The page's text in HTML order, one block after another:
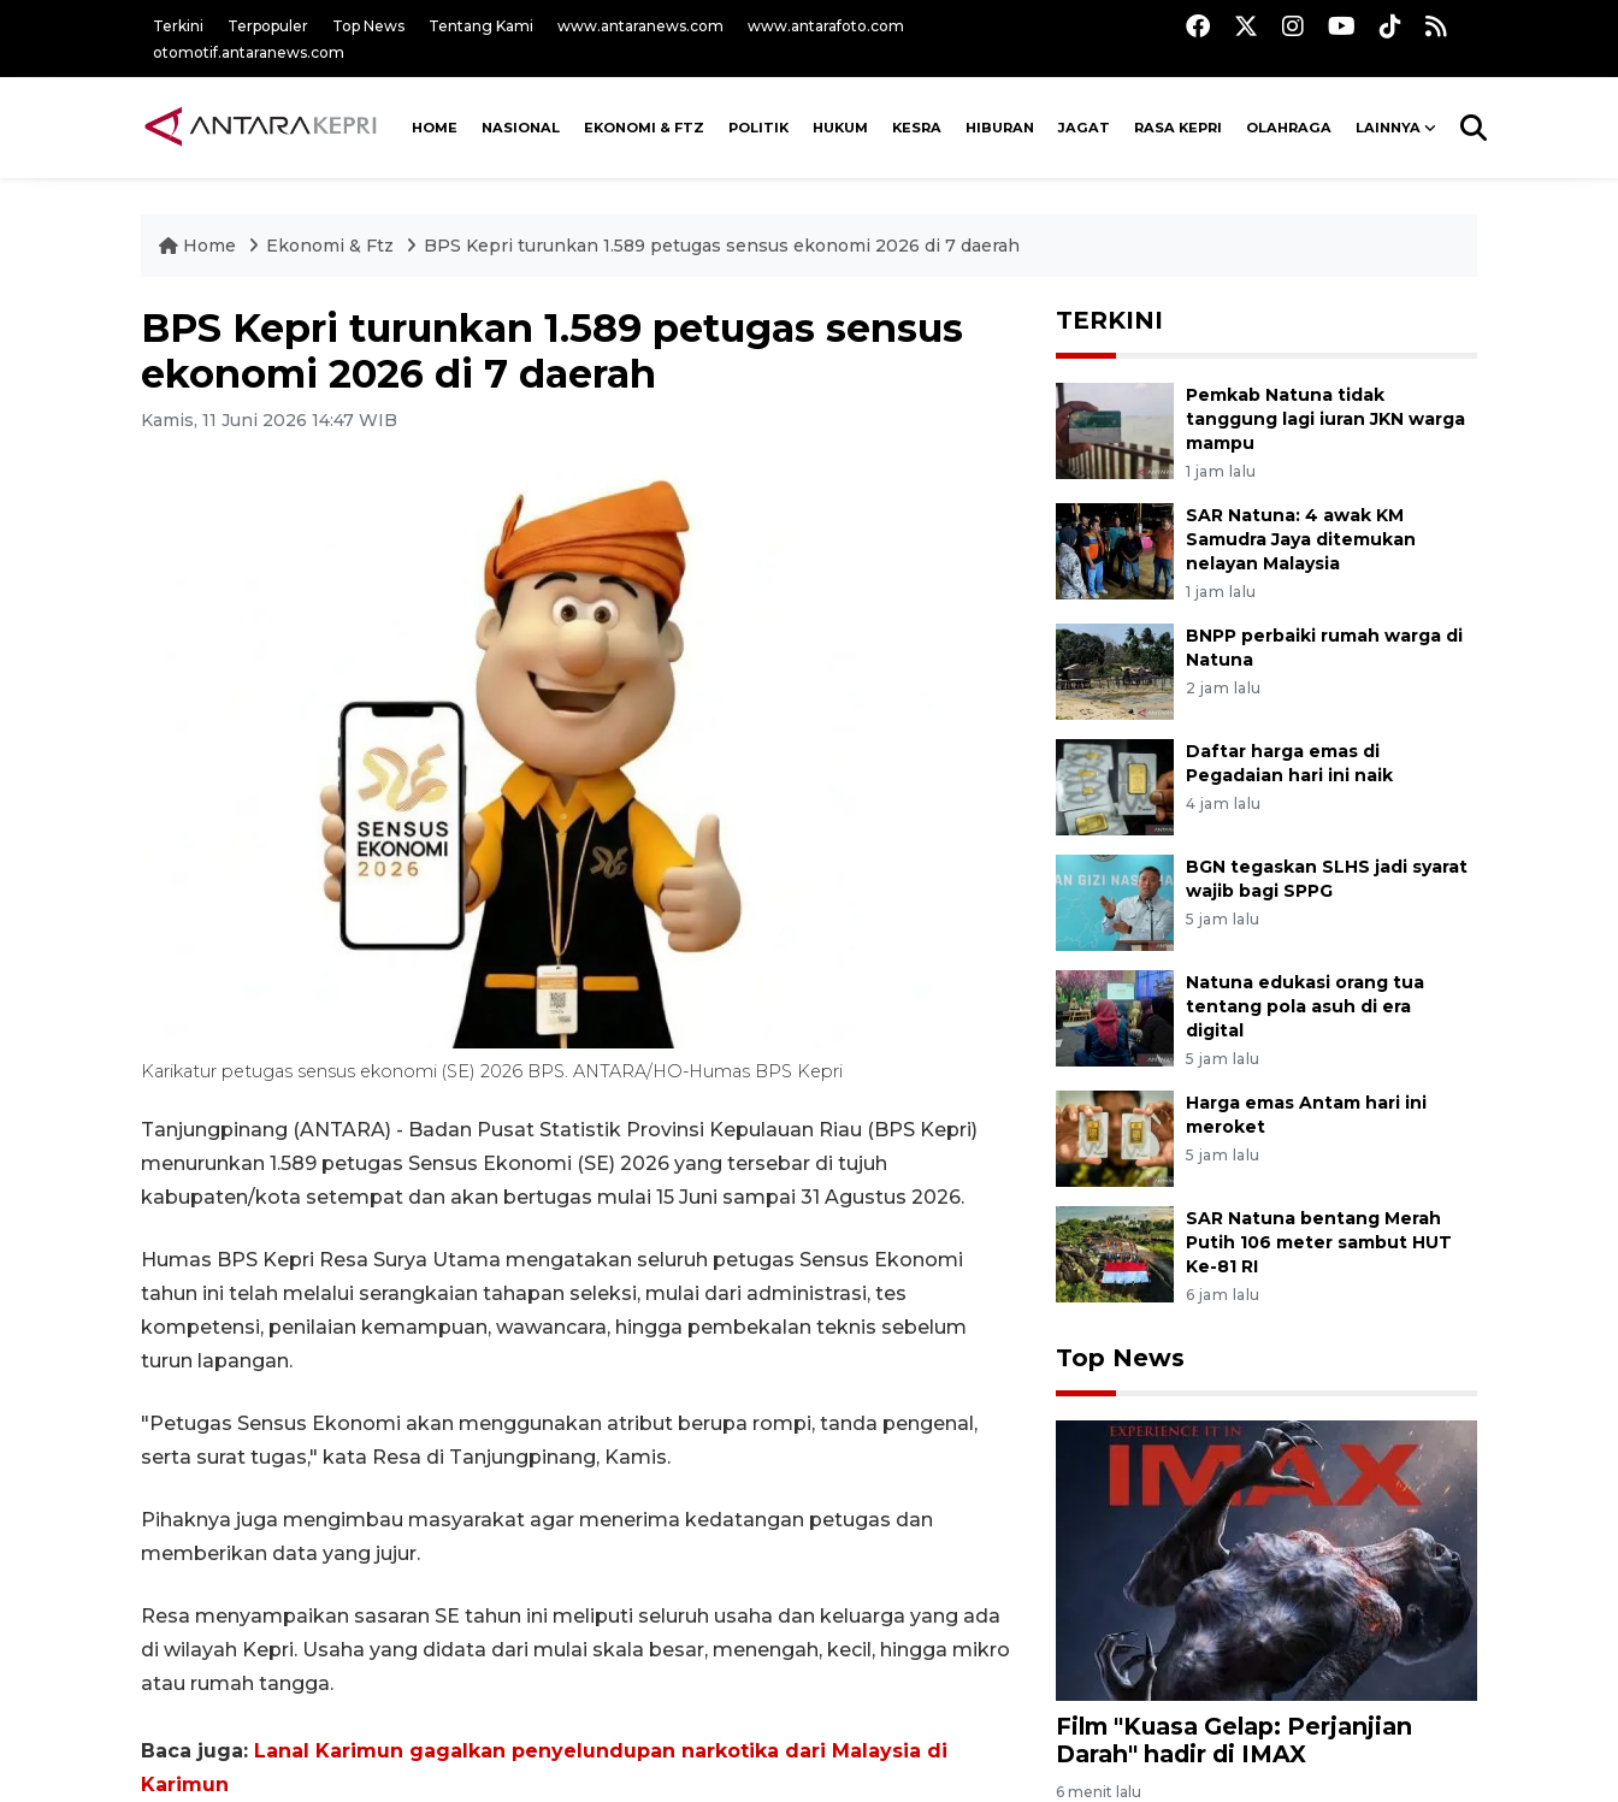
Terkini Terpopuler Top News Tentang Kami www.antaranews.com
www.antarafoto.com
otomotif.antaranews.com
HOME NASIONAL EKONOMI & FTZ POLITIK HUKUM KESRA HIBURAN JAGAT RASA KEPRI OLAHRAGA LAINNYA
Home Ekonomi & Ftz BPS Kepri turunkan 1.589 petugas sensus ekonomi 2026 di 7 daerah
BPS Kepri turunkan 1.589 petugas sensus
ekonomi 2026 di 7 daerah
Kamis, 11 Juni 2026 14:47 WIB
Karikatur petugas sensus ekonomi (SE) 2026 BPS. ANTARA/HO-Humas BPS Kepri
Tanjungpinang (ANTARA) - Badan Pusat Statistik Provinsi Kepulauan Riau (BPS Kepri)
menurunkan 1.589 petugas Sensus Ekonomi (SE) 2026 yang tersebar di tujuh
kabupaten/kota setempat dan akan bertugas mulai 15 Juni sampai 31 Agustus 2026.
Humas BPS Kepri Resa Surya Utama mengatakan seluruh petugas Sensus Ekonomi
tahun ini telah melalui serangkaian tahapan seleksi, mulai dari administrasi, tes
kompetensi, penilaian kemampuan, wawancara, hingga pembekalan teknis sebelum
turun lapangan.
"Petugas Sensus Ekonomi akan menggunakan atribut berupa rompi, tanda pengenal,
serta surat tugas," kata Resa di Tanjungpinang, Kamis.
Pihaknya juga mengimbau masyarakat agar menerima kedatangan petugas dan
memberikan data yang jujur.
Resa menyampaikan sasaran SE tahun ini meliputi seluruh usaha dan keluarga yang ada
di wilayah Kepri. Usaha yang didata dari mulai skala besar, menengah, kecil, hingga mikro
atau rumah tangga.
Baca juga: Lanal Karimun gagalkan penyelundupan narkotika dari Malaysia di
Karimun
TERKINI
Pemkab Natuna tidak
tanggung lagi iuran JKN warga
mampu
1 jam lalu
SAR Natuna: 4 awak KM
Samudra Jaya ditemukan
nelayan Malaysia
1 jam lalu
BNPP perbaiki rumah warga di
Natuna
2 jam lalu
Daftar harga emas di
Pegadaian hari ini naik
4 jam lalu
BGN tegaskan SLHS jadi syarat
wajib bagi SPPG
5 jam lalu
Natuna edukasi orang tua
tentang pola asuh di era
digital
5 jam lalu
Harga emas Antam hari ini
meroket
5 jam lalu
SAR Natuna bentang Merah
Putih 106 meter sambut HUT
Ke-81 RI
6 jam lalu
Top News
Film "Kuasa Gelap: Perjanjian
Darah" hadir di IMAX
6 menit lalu